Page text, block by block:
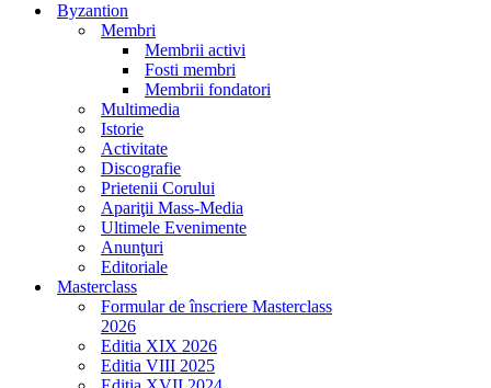
navigareByzantion
Membri
Membrii activi
Fosti membri
Membrii fondatori
Multimedia
Istorie
Activitate
Discografie
Prietenii Corului
Apariţii Mass-Media
Ultimele Evenimente
Anunţuri
Editoriale
Masterclass
Formular de înscriere Masterclass
2026
Editia XIX 2026
Editia VIII 2025